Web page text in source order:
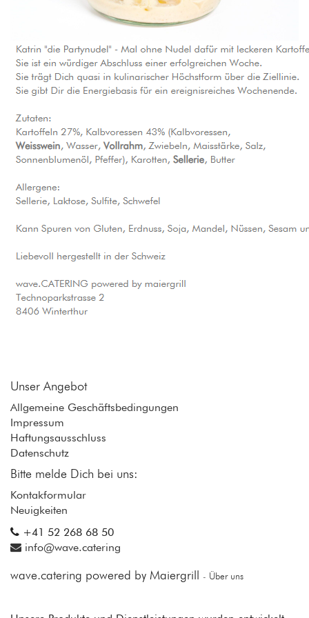
Unser Angebot
Allgemeine Geschäftsbedingungen
Impressum
Haftungsausschluss
Datenschutz
Bitte melde Dich bei uns:
Kontakformular
Neuigkeiten
+41 52 268 68 50
info@wave.catering
wave.catering powered by Maiergrill - Über uns